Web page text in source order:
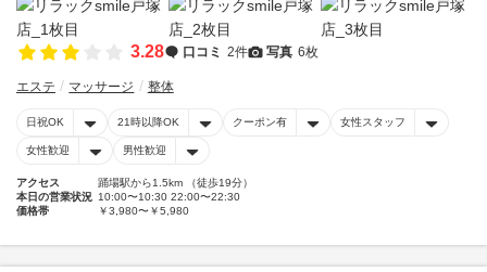
3.28 口コミ 2件 写真 6枚
エステ マッサージ 整体
日祝OK 21時以降OK クーポン有 女性スタッフ
女性歓迎 男性歓迎
アクセス
踊場駅から1.5km （徒歩19分）
本日の営業状況 10:00〜10:30 22:00〜22:30
価格帯
￥3,980〜￥5,980